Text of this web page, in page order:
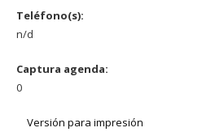
Teléfono(s):
n/d
Captura agenda:
0
Versión para impresión